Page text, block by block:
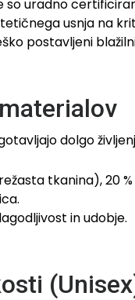
so uradno
usnja na
postavljeni
dolgo
tkanina), 20
in udobje.